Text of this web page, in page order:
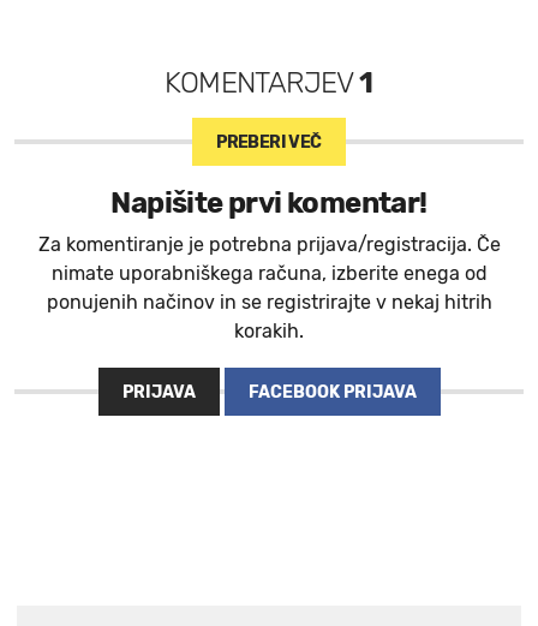
KOMENTARJEV1
PREBERI VEČ
Napišite prvi komentar!
Za komentiranje je potrebna prijava/registracija. Če
nimate uporabniškega računa, izberite enega od
ponujenih načinov in se registrirajte v nekaj hitrih
korakih.
PRIJAVA FACEBOOK PRIJAVA